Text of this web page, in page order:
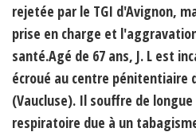
rejetée par le TGI d'Avignon,
prise en charge et
santé.Agé de 67 ans, J. L est
écroué au centre pénitentiaire
(Vaucluse). Il souffre de
respiratoire due à un